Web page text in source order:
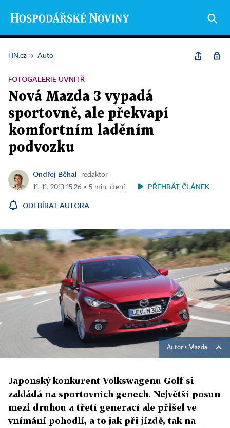
HN.cz › Auto
FOTOGALERIE UVNITŘ
Nová Mazda 3 vypadá
sportovně, ale překvapí
komfortním laděním
podvozku
Ondřej Běhal
redaktor
11. 11. 2013 15:26 ▪ 5 min. čtení
PŘEHRÁT ČLÁNEK
ODEBÍRAT AUTORA
Autor ▪ Mazda
Japonský konkurent Volkswagenu Golf si
zakládá na sportovních genech. Největší posun
mezi druhou a třetí generací ale přišel ve
vnímání pohodlí, a to jak při jízdě, tak na